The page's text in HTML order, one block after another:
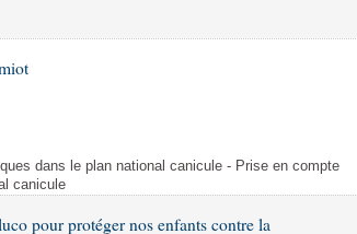
dans le plan national canicule - Prise en compte
canicule
pour protéger nos enfants contre la